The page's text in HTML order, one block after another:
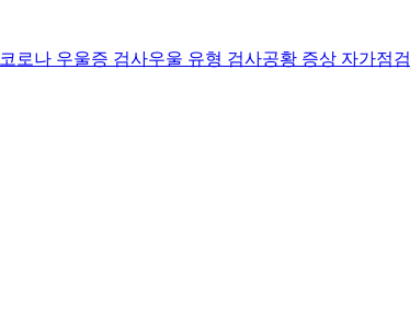
코로나 우울증 검사우울 유형 검사공황 증상 자가점검